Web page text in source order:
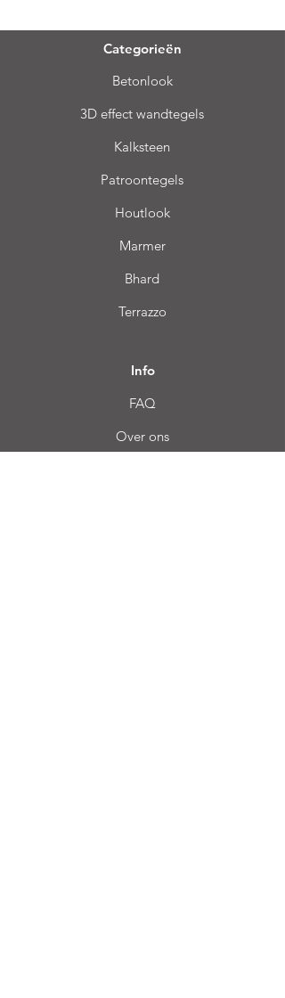
Categorieën
Betonlook
3D effect wandtegels
Kalksteen
Patroontegels
Houtlook
Marmer
Bhard
Terrazzo
Info
FAQ
Over ons